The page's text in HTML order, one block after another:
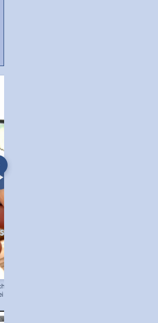
austricksen: